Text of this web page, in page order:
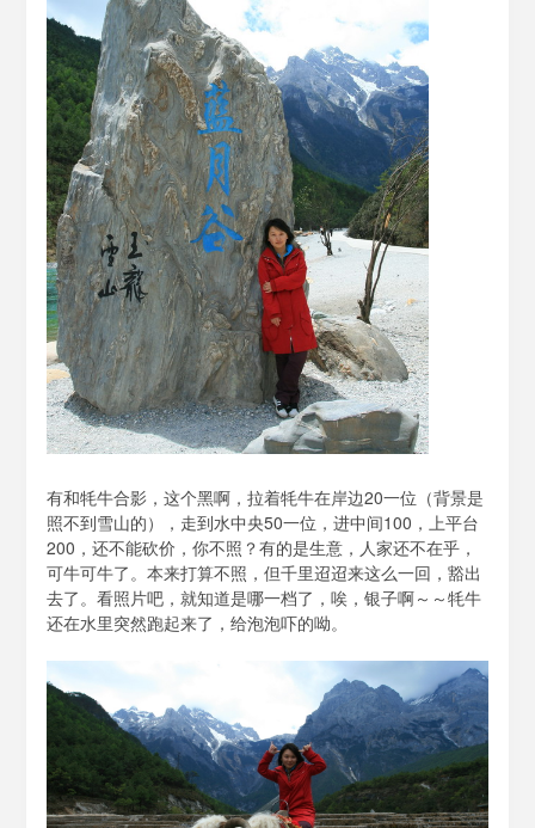
有和牦牛合影，这个黑啊，拉着牦牛在岸边20一位（背景是
照不到雪山的），走到水中央50一位，进中间100，上平台
200，还不能砍价，你不照？有的是生意，人家还不在乎，
可牛可牛了。本来打算不照，但千里迢迢来这么一回，豁出
去了。看照片吧，就知道是哪一档了，唉，银子啊～～牦牛
还在水里突然跑起来了，给泡泡吓的呦。